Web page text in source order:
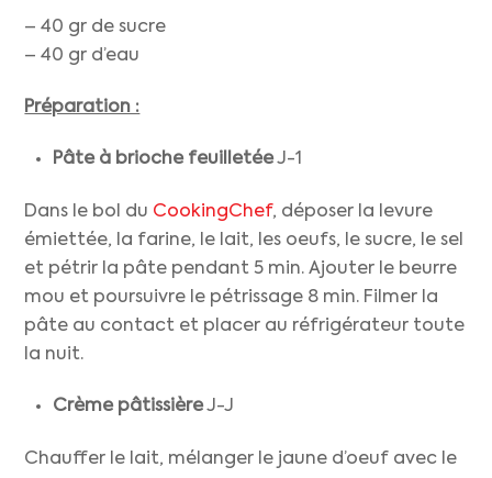
– 40 gr de sucre
– 40 gr d’eau
Préparation :
Pâte à brioche feuilletéeJ-1
Dans le bol du CookingChef, déposer la levure
émiettée, la farine, le lait, les oeufs, le sucre, le sel
et pétrir la pâte pendant 5 min. Ajouter le beurre
mou et poursuivre le pétrissage 8 min. Filmer la
pâte au contact et placer au réfrigérateur toute
la nuit.
Crème pâtissièreJ-J
Chauffer le lait, mélanger le jaune d’oeuf avec le